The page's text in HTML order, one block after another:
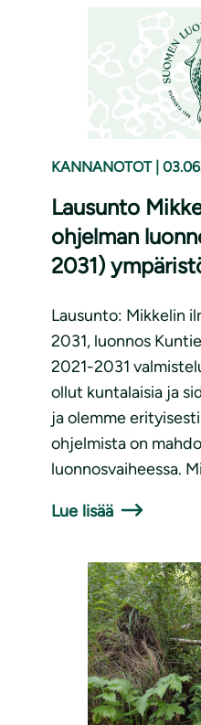
KANNANOTOT
Lausunto
ohjelman
2031)
Lausunto: Mikkelin
2031, luonnos
2021-2031
ollut kuntalaisia ja
ja olemme
ohjelmista on
luonnosvaiheessa.
Lue lisää